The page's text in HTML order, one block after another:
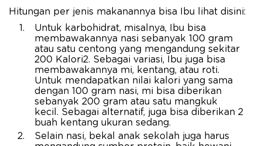
Hitungan per jenis makanannya bisa Ibu lihat disini:
Untuk karbohidrat, misalnya, Ibu bisa
membawakannya nasi sebanyak 100 gram
atau satu centong yang mengandung sekitar
200 Kalori2. Sebagai variasi, Ibu juga bisa
membawakannya mi, kentang, atau roti.
Untuk mendapatkan nilai kalori yang sama
dengan 100 gram nasi, mi bisa diberikan
sebanyak 200 gram atau satu mangkuk
kecil. Sebagai alternatif, juga bisa diberikan 2
buah kentang ukuran sedang.
Selain nasi, bekal anak sekolah juga harus